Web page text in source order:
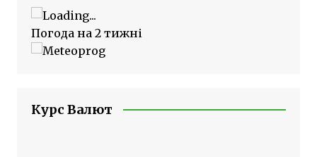
Погода на 2 тижні
Курс Валют